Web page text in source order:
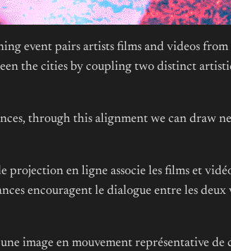
event pairs artists films and videos
the cities by coupling two distinct
through this alignment we can draw
en ligne associe les films et
encouragent le dialogue entre les
image en mouvement représentative